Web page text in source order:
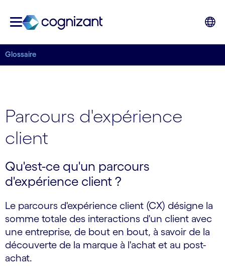
Glossaire
Parcours d'expérience
client
Qu'est-ce qu'un parcours
d'expérience client ?
Le parcours d'expérience client (CX) désigne la
somme totale des interactions d'un client avec
une entreprise, de bout en bout, à savoir de la
découverte de la marque à l'achat et au post-
achat.